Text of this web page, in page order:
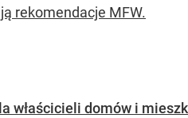
rekomendacje MFW.
właścicieli domów i